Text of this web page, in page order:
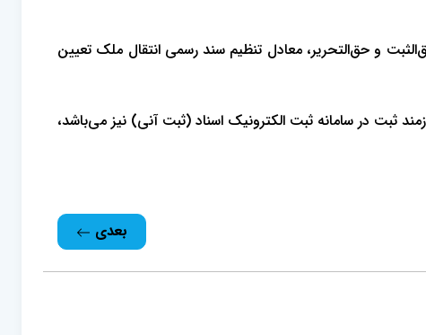
غیرمنقول مصوب 1403، تنها در وکالت بلاعزل، مالیات حق‌الثبت و حق‌التحریر، معادل تنظیم سند رسمی انتقال ملک تعیین
نیازمند ثبت در سامانه ثبت الکترونیک اسناد (ثبت آنی) نیز می‌باشد،
بعدی